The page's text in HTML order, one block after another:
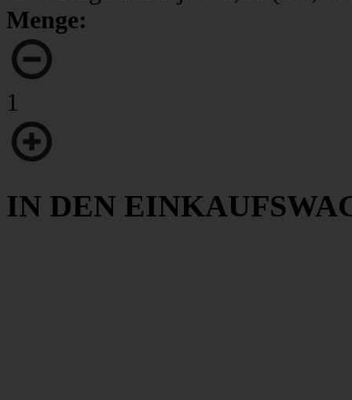
Menge:
1
IN DEN